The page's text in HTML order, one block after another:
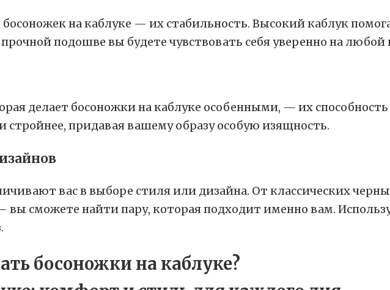
на каблуке — их стабильность. Высокий каблук
подошве вы будете чувствовать себя уверенно на любой
делает босоножки на каблуке особенными, — их
стройнее, придавая вашему образу особую изящность.
вас в выборе стиля или дизайна. От классических
сможете найти пару, которая подходит именно вам.
босоножки на каблуке?